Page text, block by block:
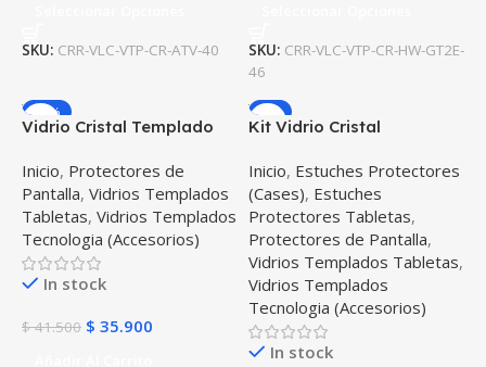
SKU: CRR-VLC-VTP-CR-ATV-40 SKU: CRR-VLC-VTP-CR-HW-GT2E-
46
-13%
Vidrio Cristal Templado
– 2020
Inicio, Protectores de
Pantalla, Vidrios Templados
Tabletas, Vidrios Templados
Tecnologia (Accesorios)
In stock
$41.500 $ 35.900
-6%
Kit Vidrio Cristal
Protector con portalápiz
Tablet iPad Pro 12.9 2019
Inicio, Estuches Protectores
(Cases), Estuches
Protectores Tabletas,
Protectores de Pantalla,
Vidrios Templados Tabletas,
Vidrios Templados
Tecnologia (Accesorios)
In stock